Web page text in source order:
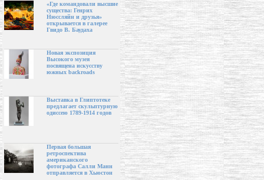
«Где командовали высшие
существа: Генрих
Нюссляйн и друзья»
открывается в галерее
Гвидо В. Баудаха
Новая экспозиция
Высокого музея
посвящена искусству
южных backroads
Выставка в Глиптотеке
предлагает скульптурную
одиссею 1789-1914 годов
Первая большая
ретроспектива
американского
фотографа Салли Манн
отправляется в Хьюстон